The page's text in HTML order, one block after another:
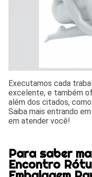
Executamos cada
excelente, e também
além dos citados,
Saiba mais entrando
em atender você!
Para saber
Encontro